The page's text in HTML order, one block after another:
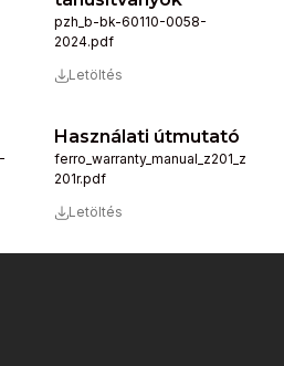
pzh_b-bk-60110-0058-
2024.pdf
Letöltés
Használati útmutató
ferro_warranty_manual_z201_z
201r.pdf
Letöltés